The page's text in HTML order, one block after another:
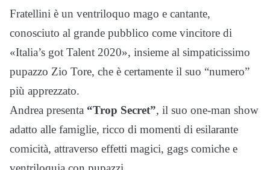
Fratellini è un ventriloquo mago e cantante,
conosciuto al grande pubblico come vincitore di
«Italia’s got Talent 2020», insieme al simpaticissimo
pupazzo Zio Tore, che è certamente il suo “numero”
più apprezzato.
Andrea presenta “Trop Secret”, il suo one-man show
adatto alle famiglie, ricco di momenti di esilarante
comicità, attraverso effetti magici, gags comiche e